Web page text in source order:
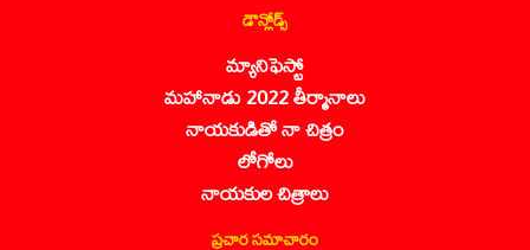
డౌన్లోడ్స్
మ్యానిఫెస్టో
మహానాడు 2022 తీర్మానాలు
నాయకుడితో నా చిత్రం
లోగోలు
నాయకుల చిత్రాలు
ప్రచార సమాచారం